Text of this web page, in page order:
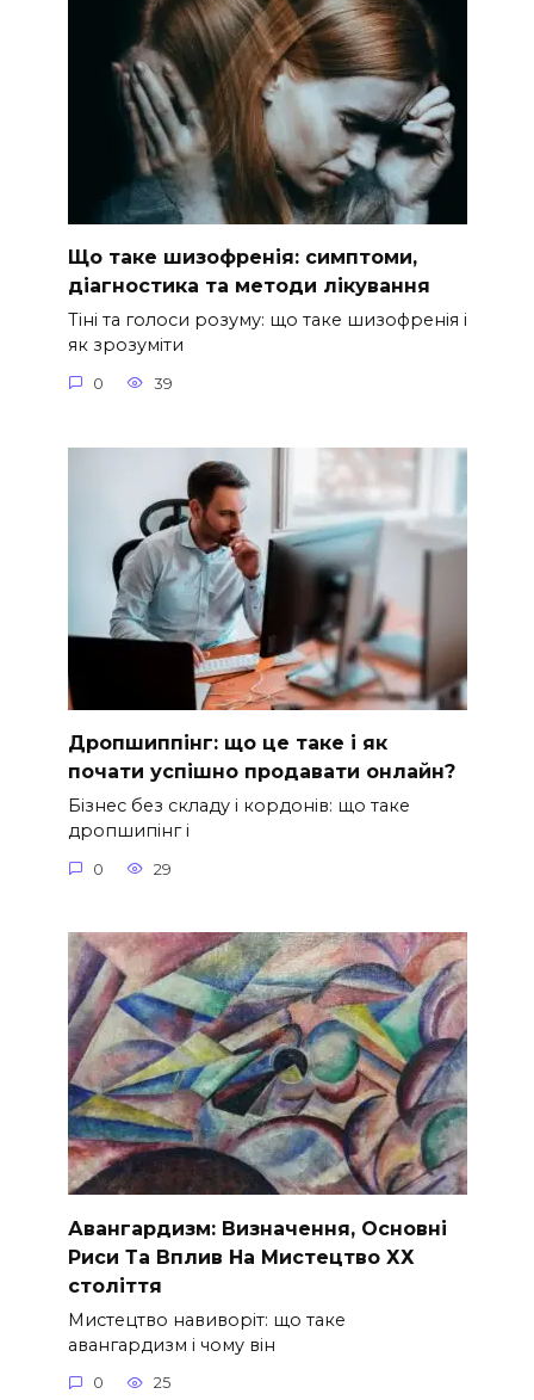
Що таке шизофренія: симптоми,
діагностика та методи лікування
Тіні та голоси розуму: що таке шизофренія і
як зрозуміти
0 39
Дропшиппінг: що це таке і як
почати успішно продавати онлайн?
Бізнес без складу і кордонів: що таке
дропшипінг і
0 29
Авангардизм: Визначення, Основні
Риси Та Вплив На Мистецтво ХХ
століття
Мистецтво навиворіт: що таке
авангардизм і чому він
0 25